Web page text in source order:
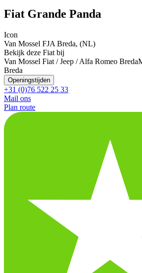
Fiat Grande Panda
Icon
Van Mossel FJA Breda, (NL)
Bekijk deze Fiat bij
Van Mossel Fiat / Jeep / Alfa Romeo Breda
Breda
Openingstijden
+31 (0)76 522 25 33
Mail ons
Plan route